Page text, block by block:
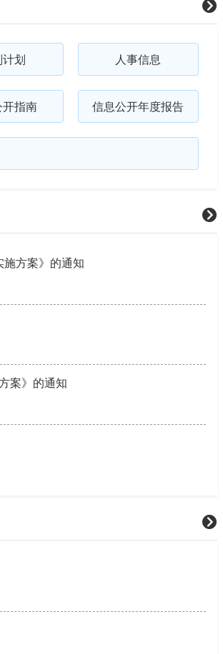
划 人事信息
指南 信息公开年度报告
施方案》的通知
案》的通知